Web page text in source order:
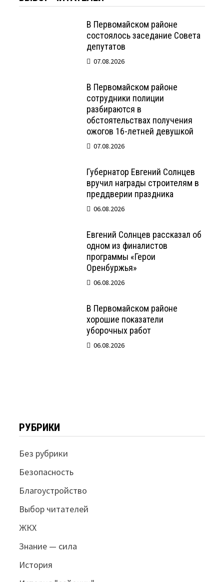
В Первомайском районе
состоялось заседание Совета
депутатов
07.08.2026
В Первомайском районе
сотрудники полиции
разбираются в
обстоятельствах получения
ожогов 16-летней девушкой
07.08.2026
Губернатор Евгений Солнцев
вручил награды строителям в
преддверии праздника
06.08.2026
Евгений Солнцев рассказал об
одном из финалистов
программы «Герои
Оренбуржья»
06.08.2026
В Первомайском районе
хорошие показатели
уборочных работ
06.08.2026
РУБРИКИ
Без рубрики
Безопасность
Благоустройство
Выбор читателей
ЖКХ
Знание — сила
История